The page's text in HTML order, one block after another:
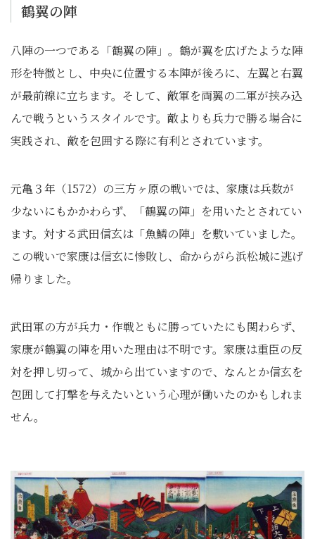
鶴翼の陣
八陣の一つである「鶴翼の陣」。鶴が翼を広げたような陣
形を特徴とし、中央に位置する本陣が後ろに、左翼と右翼
が最前線に立ちます。そして、敵軍を両翼の二軍が挟み込
んで戦うというスタイルです。敵よりも兵力で勝る場合に
実践され、敵を包囲する際に有利とされています。
元亀３年（1572）の三方ヶ原の戦いでは、家康は兵数が
少ないにもかかわらず、「鶴翼の陣」を用いたとされてい
ます。対する武田信玄は「魚鱗の陣」を敷いていました。
この戦いで家康は信玄に惨敗し、命からがら浜松城に逃げ
帰りました。
武田軍の方が兵力・作戦ともに勝っていたにも関わらず、
家康が鶴翼の陣を用いた理由は不明です。家康は重臣の反
対を押し切って、城から出ていますので、なんとか信玄を
包囲して打撃を与えたいという心理が働いたのかもしれま
せん。